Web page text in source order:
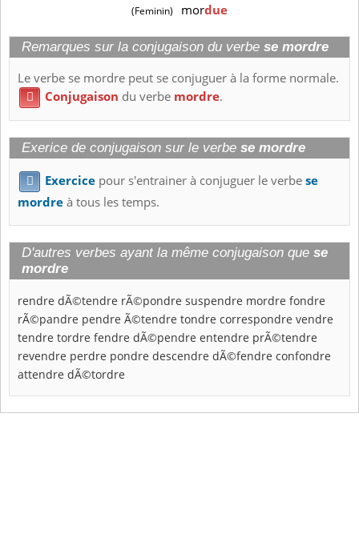
(Feminin) mordue
Remarques sur la conjugaison du verbe se mordre
Le verbe se mordre peut se conjuguer à la forme normale.
 Conjugaison du verbe mordre.
Exerice de conjugaison sur le verbe se mordre
 Exercice pour s'entrainer à conjuguer le verbese
mordreà tous les temps.
D'autres verbes ayant la même conjugaison que se
mordre
rendre dÃ©tendre rÃ©pondre suspendre mordre fondre
rÃ©pandre pendre Ã©tendre tondre correspondre vendre
tendre tordre fendre dÃ©pendre entendre prÃ©tendre
revendre perdre pondre descendre dÃ©fendre confondre
attendre dÃ©tordre